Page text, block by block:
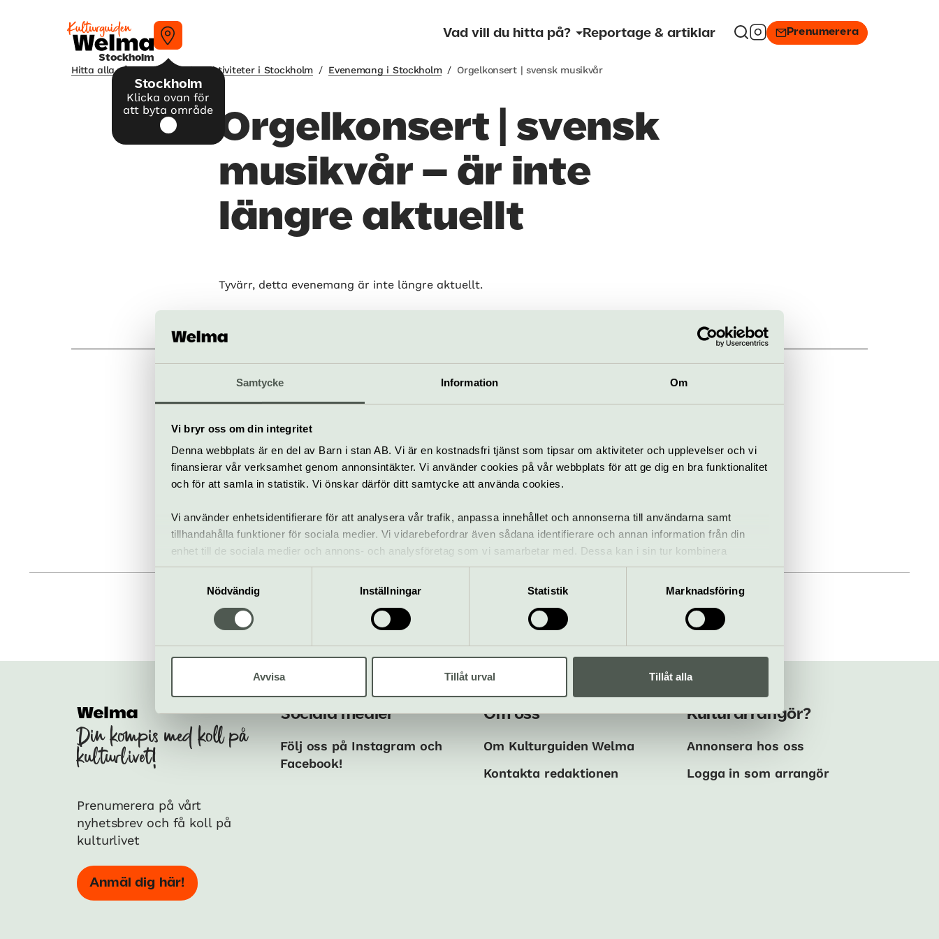
Samtycke Information Om
Vi bryr oss om din integritet
Denna webbplats är en del av Barn i stan AB. Vi är en kostnadsfri tjänst som tipsar om aktiviteter och upplevelser och vi
finansierar vår verksamhet genom annonsintäkter. Vi använder cookies på vår webbplats för att ge dig en bra funktionalitet
och för att samla in statistik. Vi önskar därför ditt samtycke att använda cookies.
Vi använder enhetsidentifierare för att analysera vår trafik, anpassa innehållet och annonserna till användarna samt
tillhandahålla funktioner för sociala medier. Vi vidarebefordrar även sådana identifierare och annan information från din
enhet till de sociala medier och annons- och analysföretag som vi samarbetar med. Dessa kan i sin tur kombinera
informationen med annan information som du har tillhandahållit eller som de har samlat in när du har använt deras tjänster.
Samtyckesval
Nödvändig
Inställningar Statistik Marknadsföring
Avvisa Tillåt urval Tillåt alla
Stockholm
Stockholm
Klicka ovan för
att byta område
Vad vill du hitta på? Reportage & artiklar Prenumerera
Hitta alla våra tips på kulturaktiviteter i Stockholm / Evenemang i Stockholm / Orgelkonsert | svensk musikvår
Orgelkonsert | svensk
musikvår – är inte
längre aktuellt
Tyvärr, detta evenemang är inte längre aktuellt.
Orgel
Orgelkonserter i S
Din kompis med koll på
kulturlivet!
Prenumerera på vårt
nyhetsbrev och få koll på
kulturlivet
Anmäl dig här!
Sociala medier
Följ oss på Instagram och
Facebook!
Om oss
Om Kulturguiden Welma
Kontakta redaktionen
Kulturarrangör?
Annonsera hos oss
Logga in som arrangör